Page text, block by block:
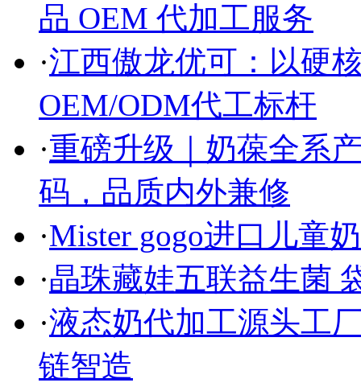
品 OEM 代加工服务
·江西傲龙优可：以硬
OEM/ODM代工标杆
·重磅升级｜奶葆全系
码，品质内外兼修
·Mister gogo进口儿童
·晶珠藏娃五联益生菌
·液态奶代加工源头工
链智造